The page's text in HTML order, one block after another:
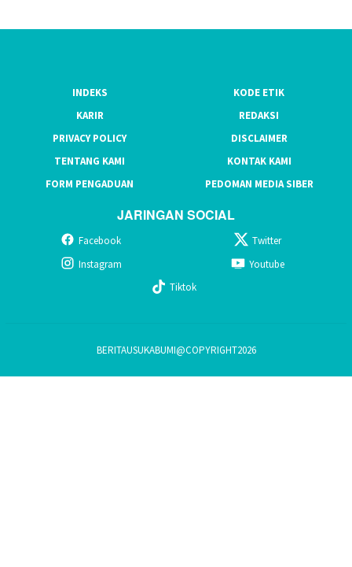
INDEKS
KODE ETIK
KARIR
REDAKSI
PRIVACY POLICY
DISCLAIMER
TENTANG KAMI
KONTAK KAMI
FORM PENGADUAN
PEDOMAN MEDIA SIBER
JARINGAN SOCIAL
Facebook
Twitter
Instagram
Youtube
Tiktok
BERITAUSUKABUMI@COPYRIGHT2026